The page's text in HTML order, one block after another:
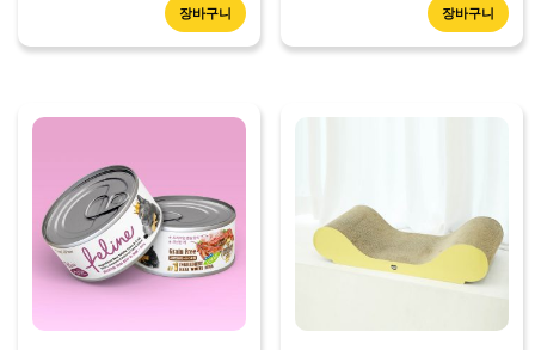
장바구니 장바구니